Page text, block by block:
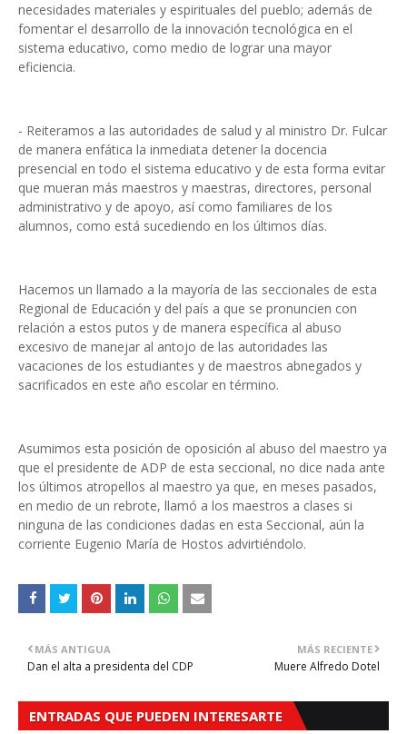
necesidades materiales y espirituales del pueblo; además de
fomentar el desarrollo de la innovación tecnológica en el
sistema educativo, como medio de lograr una mayor
eficiencia.
- Reiteramos a las autoridades de salud y al ministro Dr. Fulcar
de manera enfática la inmediata detener la docencia
presencial en todo el sistema educativo y de esta forma evitar
que mueran más maestros y maestras, directores, personal
administrativo y de apoyo, así como familiares de los
alumnos, como está sucediendo en los últimos días.
Hacemos un llamado a la mayoría de las seccionales de esta
Regional de Educación y del país a que se pronuncien con
relación a estos putos y de manera específica al abuso
excesivo de manejar al antojo de las autoridades las
vacaciones de los estudiantes y de maestros abnegados y
sacrificados en este año escolar en término.
Asumimos esta posición de oposición al abuso del maestro ya
que el presidente de ADP de esta seccional, no dice nada ante
los últimos atropellos al maestro ya que, en meses pasados,
en medio de un rebrote, llamó a los maestros a clases si
ninguna de las condiciones dadas en esta Seccional, aún la
corriente Eugenio María de Hostos advirtiéndolo.
MÁS RECIENTE
Muere Alfredo Dotel
MÁS ANTIGUA
Dan el alta a presidenta del CDP
ENTRADAS QUE PUEDEN INTERESARTE